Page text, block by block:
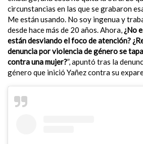
circunstancias en las que se grabaron
Me están usando. No soy ingenua y
desde hace más de 20 años. Ahora, ¿No
están desviando el foco de atención?
denuncia por violencia de género se
contra una mujer?”, apuntó tras la
género que inició Yañez contra su